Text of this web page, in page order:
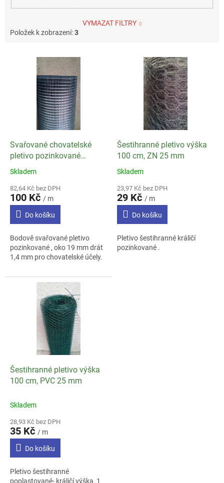
VYMAZAT FILTRY
Položek k zobrazení:3
Svařované chovatelské
pletivo pozinkované
19*19*1,4mm -100 cm
Průměrné
produktu
je
3,9
hvězdiček.
Skladem
82,64 Kč bez DPH
100 Kč / m
Do košíku
Bodově svařované pletivo
pozinkované , oko 19 mm drát
1,4 mm pro chovatelské účely.
Šestihranné pletivo výška
100 cm, ZN 25 mm
Průměrné
produktu
je
4,5
hvězdiček.
Skladem
23,97 Kč bez DPH
29 Kč / m
Do košíku
Pletivo šestihranné králičí
pozinkované .
Šestihranné pletivo výška
100 cm, PVC 25 mm
Skladem
28,93 Kč bez DPH
35 Kč / m
Do košíku
Pletivo šestihranné
poplastované- králičí výška 1